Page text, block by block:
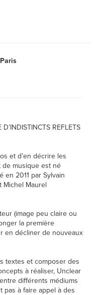
Paris
REFLETS
et d’en décrire les
de musique est né
en 2011 par Sylvain
Michel Maurel
(image peu claire ou
la première
en décliner de nouveaux
textes et composer des
à réaliser, Unclear
différents médiums
pas à faire appel à des